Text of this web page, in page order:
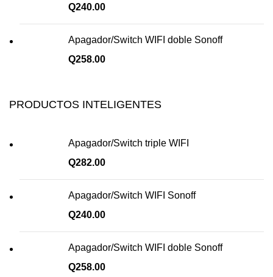
Q240.00
Apagador/Switch WIFI doble Sonoff
Q258.00
PRODUCTOS INTELIGENTES
Apagador/Switch triple WIFI
Q282.00
Apagador/Switch WIFI Sonoff
Q240.00
Apagador/Switch WIFI doble Sonoff
Q258.00